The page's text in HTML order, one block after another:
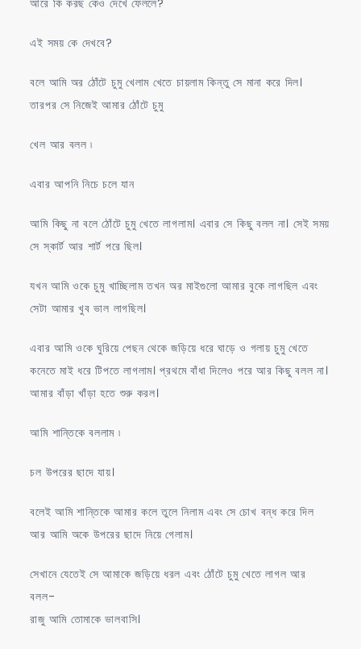
এই সময় কে দেখবে?
বলে আমি অর ঠোঁটে চুমু খেলাম খেতে চায়লাম কিন্তু সে মানা করে দিল।
তারপর সে নিজেই আমার ঠোঁটে চুমু
খেল আর বলল ৷
এবার আপনি নিচে চলে যান
আমি কিছু না বলে ঠোঁটে চুমু খেতে লাগলাম। এবার সে কিছু বলল না। সেই সময়
সে স্কার্ট আর শার্ট পরে ছিল।
যখন আমি ওকে চুমু খাচ্ছিলাম তখন অর মাইগুলো আমার বুকে লাগছিল এবং
সেটা আমার খুব ভাল লাগছিল।
এবার আমি ওকে ঘুরিয়ে পেছন থেকে জড়িয়ে ধরে ঘাড়ে ও গলায় চুমু খেতে
কনেতে মাই ধরে টিপতে লাগলাম। প্রথমে বাঁধা দিলেও পরে আর কিছু বলল না।
আমার বাঁড়া খাঁড়া হতে শুরু করল।
আমি শান্তিকে বললাম ৷
চল উপরের ছাদে যায়।
বলেই আমি শান্তিকে আমার কলে তুলে নিলাম এবং সে চোখ বন্ধ করে দিল
আর আমি অকে উপরের ছাদে নিয়ে গেলাম।
সেখানে যেতেই সে আমাকে জড়িয়ে ধরল এবং ঠোঁটে চুমু খেতে লাগল আর
বলল-
রাজু আমি তোমাকে ভালবাসি।